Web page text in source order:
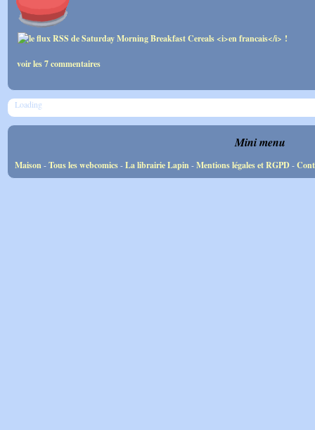
voir les 7 commentaires
Loading
Mini menu
Maison-Tous les webcomics-La librairie Lapin-Mentions légales et RGPD-